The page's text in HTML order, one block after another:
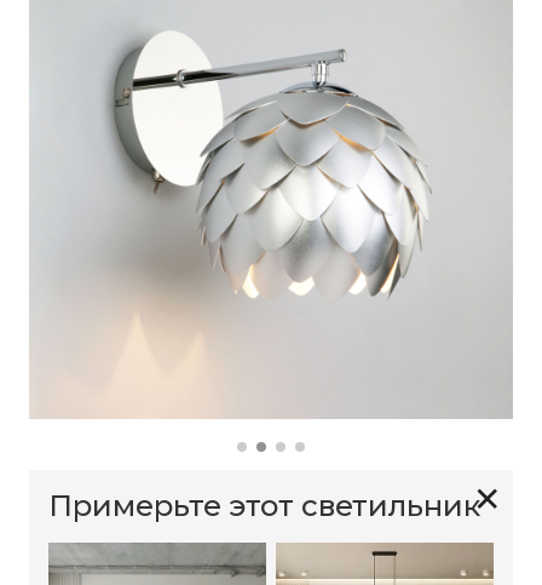
✕
Примерьте этот светильник